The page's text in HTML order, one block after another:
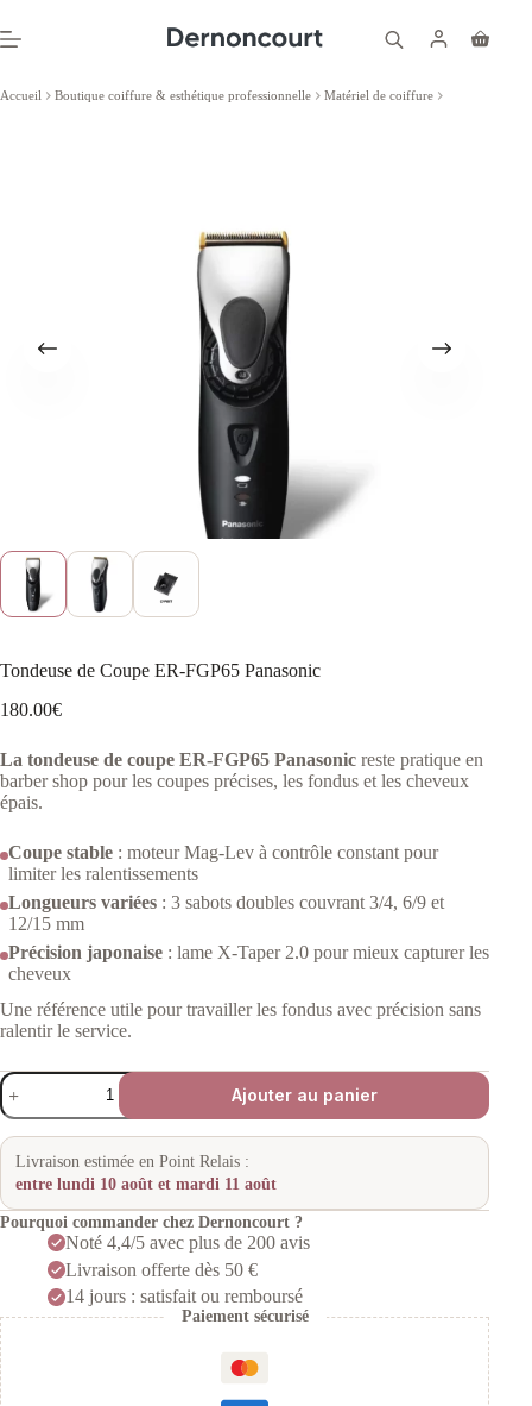
au
contenu
Panier
Accueil Boutique coiffure & esthétique professionnelle Matériel de coiffure
Tondeuse de Coupe ER-FGP65 Panasonic
180.00€
La tondeuse de coupe ER-FGP65 Panasonic reste pratique en
barber shop pour les coupes précises, les fondus et les cheveux
épais.
Coupe stable : moteur Mag-Lev à contrôle constant pour
limiter les ralentissements
Longueurs variées : 3 sabots doubles couvrant 3/4, 6/9 et
12/15 mm
Précision japonaise : lame X-Taper 2.0 pour mieux capturer les
cheveux
Une référence utile pour travailler les fondus avec précision sans
ralentir le service.
quantité
de
Tondeuse
de
Coupe
ER-
FGP65
Panasonic
Ajouter au panier
Livraison estimée en Point Relais :
entre lundi 10 août et mardi 11 août
Pourquoi commander chez Dernoncourt ?
Noté 4,4/5 avec plus de 200 avis
Livraison offerte dès 50 €
14 jours : satisfait ou remboursé
Paiement sécurisé